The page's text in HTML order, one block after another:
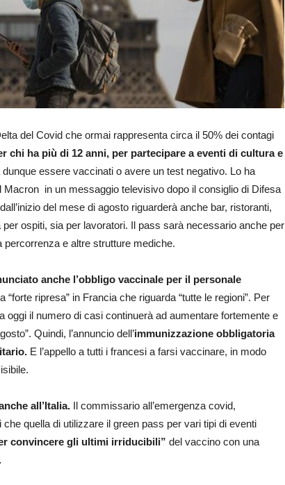
del Covid che ormai rappresenta circa il 50% dei contagi
chi ha più di 12 anni, per partecipare a eventi di cultura e
dunque essere vaccinati o avere un test negativo. Lo ha
in un messaggio televisivo dopo il consiglio di Difesa
del mese di agosto riguarderà anche bar, ristoranti,
ospiti, sia per lavoratori. Il pass sarà necessario anche per
e altre strutture mediche.
anche l’obbligo vaccinale per il personale
ripresa” in Francia che riguarda “tutte le regioni”. Per
oggi il numero di casi continuerà ad aumentare fortemente e
Quindi, l’annuncio dell’immunizzazione obbligatoria
E l’appello a tutti i francesi a farsi vaccinare, in modo
all’Italia. Il commissario all’emergenza covid,
che quella di utilizzare il green pass per vari tipi di eventi
convincere gli ultimi irriducibili” del vaccino con una